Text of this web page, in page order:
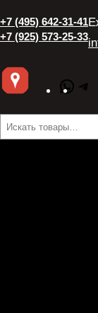
+7 (495) 642-31-41
+7 (925) 573-25-33
Поиск